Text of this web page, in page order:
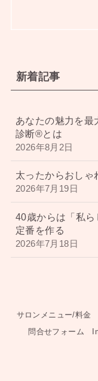
新着記事
あなたの魅力を
診断®︎とは
2026年8月2日
太ったからおしゃ
2026年7月19日
40歳からは「私
定番を作る
2026年7月18日
サロンメニュー/料金
問合せフォーム